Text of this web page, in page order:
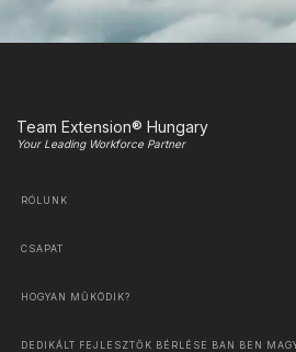
Team Extension® Hungary
Your Leading Workforce Partner
RÓLUNK
CSAPAT
HOGYAN MŰKÖDIK?
DEDIKÁLT FEJLESZTŐK BÉRLÉSE BAN BEN